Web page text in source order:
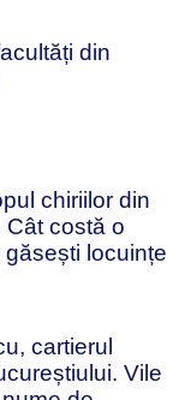
din
chiriilor din
Cât costă o
locuințe
cartierul
Vile